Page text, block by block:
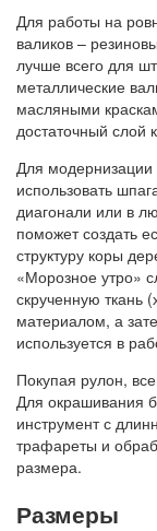
Для работы на
валиков –
лучше всего для
металлические
масляными
достаточный слой
Для
использовать
диагонали или в
поможет создать
структуру коры
«Морозное утро»
скрученную ткань
материалом, а
используется в
Покупая рулон,
Для окрашивания
инструмент с
трафареты и
размера.
Размеры